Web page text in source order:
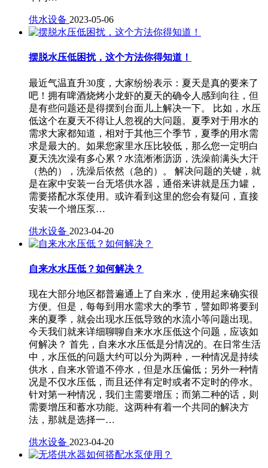
供水设备 2023-05-06
摆脱水压低困扰，这个方法你得知道！
最近气温直升30度，大家纷纷表示：夏天是真的要来了
吧！拥有啤酒烧烤小龙虾的夏天的确令人感到向往，但
是有些问题还是得摆到台面儿上解决一下。 比如，水压
低这个在夏天不得让人忽视的大问题。夏季对于用水的
需求大家都知道，相对于其他三个季节，夏季的用水需
求是最大的。如果您家里水压比较低，那么您一定明白
夏天洗次澡有多心累？水流淅淅沥沥，洗澡前满头大汗
（热的），洗澡后依然（急的）。 解决问题的关键，就
是在家中安装一台无塔供水器，通俗来讲就是压力罐，
需要搭配水泵使用。或许看到这里的您会有疑问，直接
安装一个增压泵…
供水设备 2023-04-20
自来水水压低？如何解决？
现在大部分地区都普遍通上了自来水，使用起来确实很
方便。但是，每每到用水需求大的季节，譬如即将要到
来的夏季，就会出现水压低导致的水流小等问题出现。
今天我们就来详细聊聊自来水水压低这个问题，应该如
何解决？ 首先，自来水水压低是分情况的。在日常生活
中，水压低的问题大约可以分为两种，一种情况是持续
供水，自来水管道不停水，但是水压偏低；另外一种情
况是不仅水压低，而且还伴有定时或者不定时的停水。
针对第一种情况，我们主需要增压；而第二种的话，则
需要增压和蓄水功能。这两种有着一个共同的解决方
法，那就是选择一…
供水设备 2023-04-20